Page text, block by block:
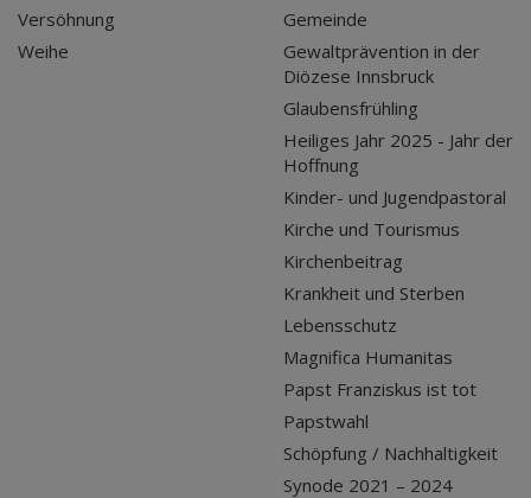
Versöhnung
Weihe
Gemeinde
Gewaltprävention in der
Diözese Innsbruck
Glaubensfrühling
Heiliges Jahr 2025 - Jahr der
Hoffnung
Kinder- und Jugendpastoral
Kirche und Tourismus
Kirchenbeitrag
Krankheit und Sterben
Lebensschutz
Magnifica Humanitas
Papst Franziskus ist tot
Papstwahl
Schöpfung / Nachhaltigkeit
Synode 2021 – 2024